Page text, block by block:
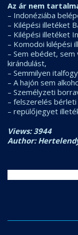
Az ár nem
– Indonéziába
– Kilépési illetéket
– Kilépési illetéket
– Komodoi kilépési
– Sem ebédet, sem
kirándulást,
– Semmilyen
– A hajón sem
– Személyzeti
– felszerelés
– repülőjegyet
Views: 3944
Author: